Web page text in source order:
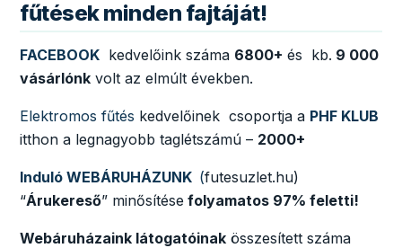
fűtések minden fajtáját!
FACEBOOK kedvelőink száma 6800+ és kb. 9 000
vásárlónk volt az elmúlt években.
Elektromos fűtés kedvelőinek csoportja a PHF KLUB
itthon a legnagyobb taglétszámú – 2000+
Induló WEBÁRUHÁZUNK (futesuzlet.hu)
“Árukereső” minősítése folyamatos 97% feletti!
Webáruházaink látogatóinak összesített száma